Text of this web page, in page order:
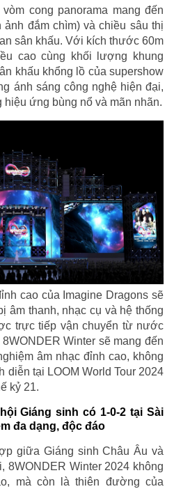
cong panorama mang đến
đắm chìm) và chiều sâu thị
sân khấu. Với kích thước 60m
cao cùng khối lượng khung
khấu khổng lồ của supershow
ánh sáng công nghệ hiện đại,
ứng bùng nổ và mãn nhãn.
cao của Imagine Dragons sẽ
âm thanh, nhạc cụ và hệ thống
trực tiếp vận chuyển từ nước
Winter sẽ mang đến
âm nhạc đỉnh cao, không
diễn tại LOOM World Tour 2024
kỷ 21.
Giáng sinh có 1-0-2 tại Sài
đa dạng, độc đáo
giữa Giáng sinh Châu Âu và
8WONDER Winter 2024 không
mà còn là thiên đường của